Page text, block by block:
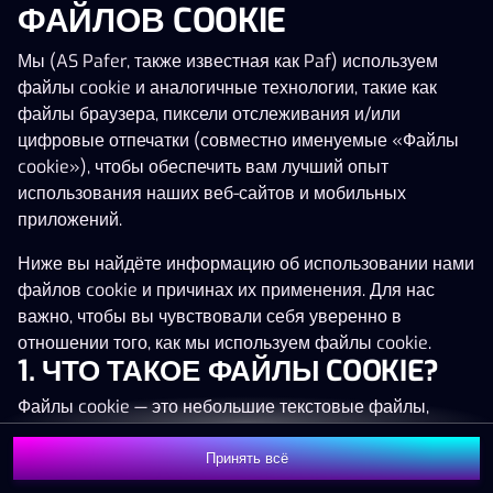
Нажми в любое место!
MEGA 1 380 863 €
MAJOR 30 530 €
MINOR 1 134 €Присоединиться
ФАЙЛОВ COOKIE
Мы (AS Pafer, также известная как Paf) используем
файлы cookie и аналогичные технологии, такие как
файлы браузера, пиксели отслеживания и/или
цифровые отпечатки (совместно именуемые «Файлы
cookie»), чтобы обеспечить вам лучший опыт
использования наших веб-сайтов и мобильных
приложений.
Ниже вы найдёте информацию об использовании нами
файлов cookie и причинах их применения. Для нас
важно, чтобы вы чувствовали себя уверенно в
отношении того, как мы используем файлы cookie.
1. ЧТО ТАКОЕ ФАЙЛЫ COOKIE?
Файлы cookie — это небольшие текстовые файлы,
которые сохраняются на вашем устройстве (например,
на компьютере, мобильном телефоне или планшете)
при посещении наших веб-сайтов. Размещение
Принять всё